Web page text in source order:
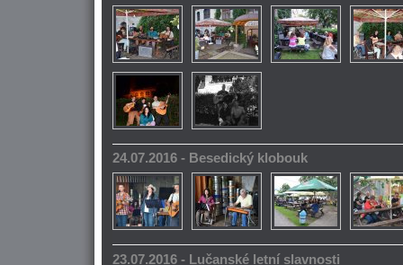
24.07.2016 - Besedický klobouk
23.07.2016 - Lučanské letní slavnosti